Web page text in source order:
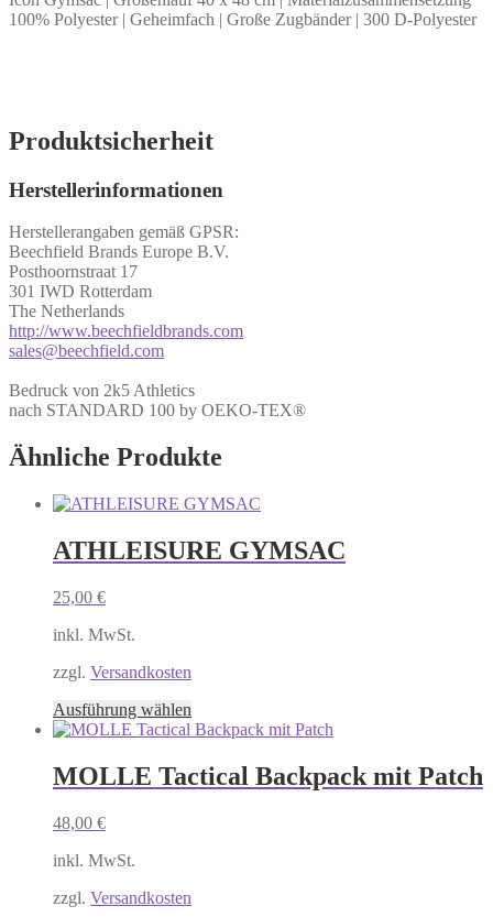
100% Polyester | Geheimfach | Große Zugbänder | 300 D-Polyester
Produktsicherheit
Herstellerinformationen
Herstellerangaben gemäß GPSR:
Beechfield Brands Europe B.V.
Posthoornstraat 17
301 IWD Rotterdam
The Netherlands
http://www.beechfieldbrands.com
sales@beechfield.com
Bedruck von 2k5 Athletics
nach STANDARD 100 by OEKO-TEX®
Ähnliche Produkte
ATHLEISURE GYMSAC
25,00 €
inkl. MwSt.
zzgl. Versandkosten
Ausführung wählen
Produkt
mehrere
Varianten
der
MOLLE Tactical Backpack mit Patch
48,00 €
inkl. MwSt.
zzgl. Versandkosten